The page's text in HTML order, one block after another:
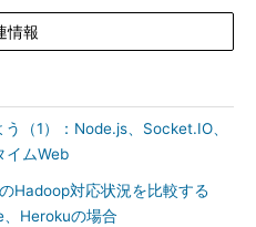
情報
（1）：Node.js、Socket.IO、
イムWeb
Hadoop対応状況を比較する
Herokuの場合